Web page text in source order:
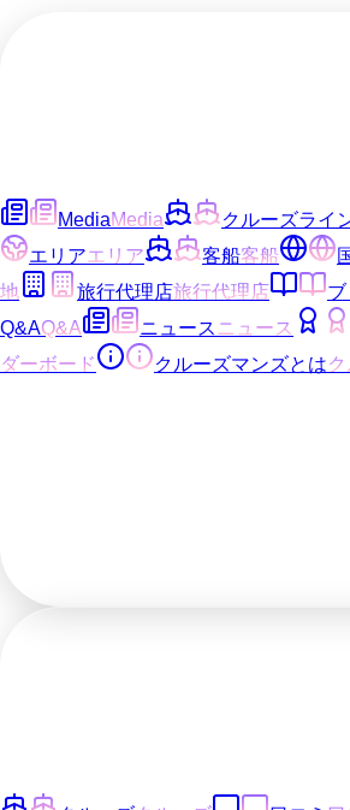
MediaMedia クルーズライ
エリアエリア 客船客船
地
旅行代理店旅行代理店
Q&AQ&A ニュース ニュース
ダーボード
クルーズマンズとは